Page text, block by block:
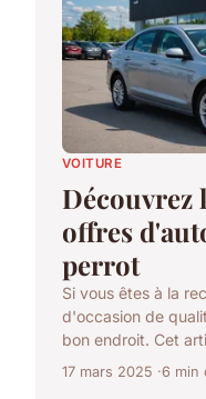
VOITURE
Découvrez
offres
perrot
Si vous êtes à la
d'occasion de
bon endroit. Cet
17 mars 2025 6 min